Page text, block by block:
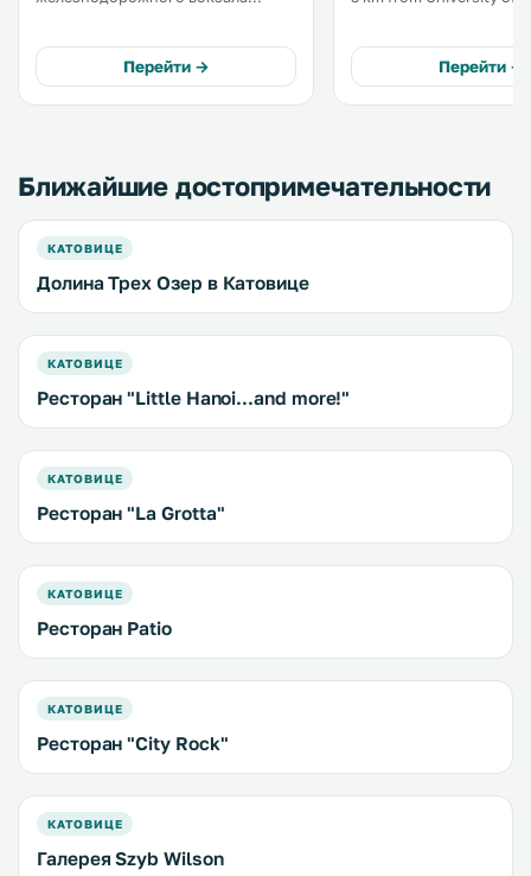
гостей номера с кондиционером и
принадлежностями для чая/кофе.
На всей территории отеля
Перейти →
dishwasher. .Перейти →
Ближайшие достопримечательности
КАТОВИЦЕ
Долина Трех Озер в Катовице
КАТОВИЦЕ
Ресторан "Little Hanoi...and more!"
КАТОВИЦЕ
Ресторан "La Grotta"
КАТОВИЦЕ
Ресторан Patio
КАТОВИЦЕ
Ресторан "City Rock"
КАТОВИЦЕ
Галерея Szyb Wilson